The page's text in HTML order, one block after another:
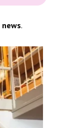
news.